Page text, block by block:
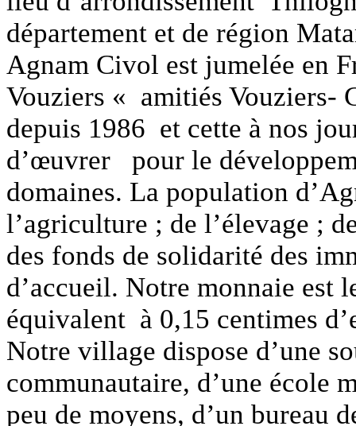
département et de région
Agnam Civol est jumelée en
Vouziers « amitiés Vouziers-
depuis 1986 et cette à nos
d’œuvrer pour le
domaines. La population
l’agriculture ; de l’élevage ;
des fonds de solidarité des
d’accueil. Notre monnaie est
équivalent à 0,15 centimes
Notre village dispose d’une
communautaire, d’une école
peu de moyens, d’un bureau